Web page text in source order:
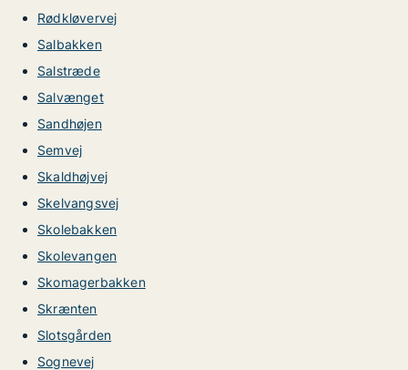
Rødkløvervej
Salbakken
Salstræde
Salvænget
Sandhøjen
Semvej
Skaldhøjvej
Skelvangsvej
Skolebakken
Skolevangen
Skomagerbakken
Skrænten
Slotsgården
Sognevej